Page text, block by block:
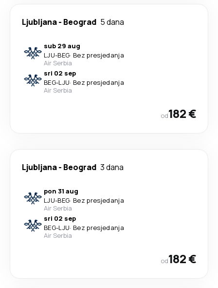
Ljubljana- Beograd 5 dana
sub 29 aug
LJU-BEG· Bez presjedanja
Air Serbia
sri 02 sep
BEG-LJU· Bez presjedanja
Air Serbia
od182 €
Ljubljana- Beograd 3 dana
pon 31 aug
LJU-BEG· Bez presjedanja
Air Serbia
sri 02 sep
BEG-LJU· Bez presjedanja
Air Serbia
od182 €